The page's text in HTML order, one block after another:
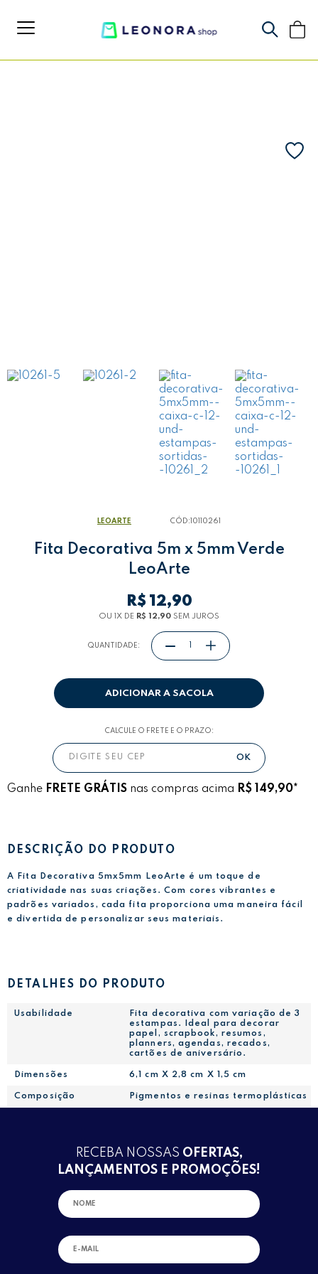
LEOARTE CÓD: 10110261
Fita Decorativa 5m x 5mm Verde
LeoArte
R$ 12,90
OU 1X DE R$ 12,90 SEM JUROS
QUANTIDADE:
ADICIONAR A SACOLA
CALCULE O FRETE E O PRAZO:
Ganhe FRETE GRÁTIS nas compras acima R$ 149,90*
DESCRIÇÃO DO PRODUTO
A Fita Decorativa 5mx5mm LeoArte é um toque de
criatividade nas suas criações. Com cores vibrantes e
padrões variados, cada fita proporciona uma maneira fácil
e divertida de personalizar seus materiais.
DETALHES DO PRODUTO
Usabilidade
Fita decorativa com variação de 3
estampas. Ideal para decorar
papel, scrapbook, resumos,
planners, agendas, recados,
cartões de aniversário.
Dimensões 6,1 cm X 2,8 cm X 1,5 cm
Composição Pigmentos e resinas termoplásticas
RECEBA NOSSAS OFERTAS,
LANÇAMENTOS E PROMOÇÕES!